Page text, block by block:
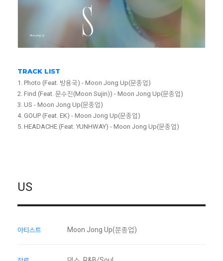
TRACK LIST
1. Photo (Feat. 방용국) - Moon Jong Up(문종업)
2. Find (Feat. 문수진(Moon Sujin)) - Moon Jong Up(문종업)
3. US - Moon Jong Up(문종업)
4. GOUP (Feat. EK) - Moon Jong Up(문종업)
5. HEADACHE (Feat. YUNHWAY) - Moon Jong Up(문종업)
US
아티스트 Moon Jong Up(문종업)